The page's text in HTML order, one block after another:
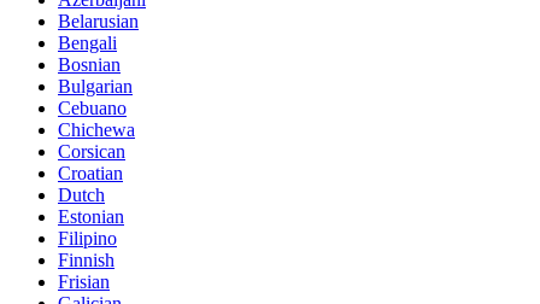
Belarusian
Bengali
Bosnian
Bulgarian
Cebuano
Chichewa
Corsican
Croatian
Dutch
Estonian
Filipino
Finnish
Frisian